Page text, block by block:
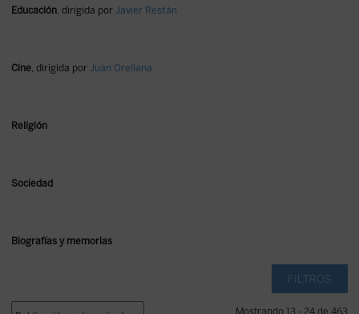
Educación, dirigida por Javier Restán
Cine, dirigida por Juan Orellana
Religión
Sociedad
Biografías y memorias
FILTROS
Mostrando 13 - 24 de 463